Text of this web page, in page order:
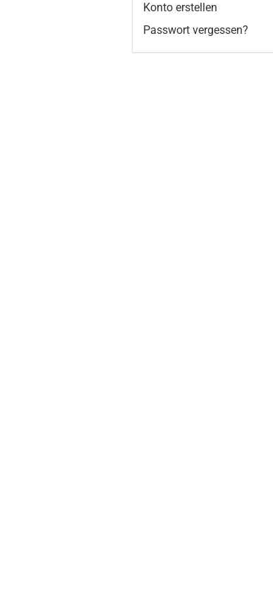
Konto erstellen
Passwort vergessen?